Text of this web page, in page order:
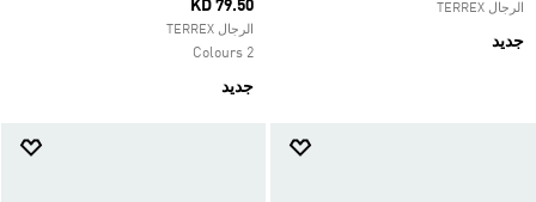
الرجال TERREX
جديد
KD 79.50
الرجال TERREX
2 Colours
جديد